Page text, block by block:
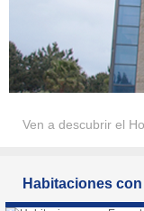
Ven a descubrir el
Habitaciones